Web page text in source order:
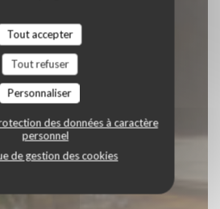
Tout accepter
Tout refuser
Personnaliser
des données à caractère
personnel
de gestion des cookies